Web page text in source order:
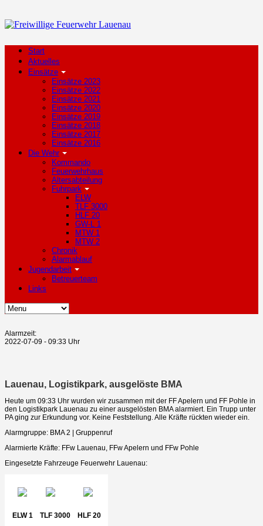
Start
Aktuelles
Einsätze
Einsätze 2023
Einsätze 2022
Einsätze 2021
Einsätze 2020
Einsätze 2019
Einsätze 2018
Einsätze 2017
Einsätze 2016
Die Wehr
Kommando
Feuerwehrhaus
Altersabteilung
Fuhrpark
ELW
TLF 3000
HLF 20
GW-L 1
MTW 1
MTW 2
Chronik
Alarmablauf
Jugendarbeit
Betreuerteam
Links
Alarmzeit:
2022-07-09 - 09:33 Uhr
Lauenau, Logistikpark, ausgelöste BMA
Heute um 09:33 Uhr wurden wir zusammen mit der FF Apelern und FF Pohle in
den Logistikpark Lauenau zu einer ausgelösten BMA alarmiert. Ein Trupp unter
PA ging zur Erkundung vor. Keine Feststellung. Alle Kräfte rückten wieder ein.
Alarmgruppe: BMA 2 | Gruppenruf
Alarmierte Kräfte: FFw Lauenau, FFw Apelern und FFw Pohle
Eingesetzte Fahrzeuge Feuerwehr Lauenau:
ELW 1 TLF 3000 HLF 20